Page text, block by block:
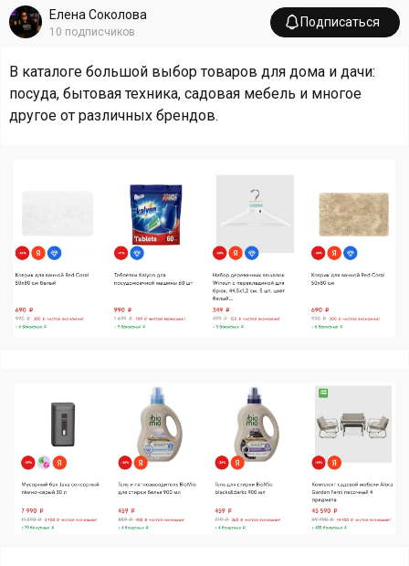
Елена Соколова
10 подписчиков
Подписаться
В каталоге большой выбор товаров для дома и дачи:
посуда, бытовая техника, садовая мебель и многое
другое от различных брендов.